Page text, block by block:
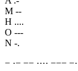
M --
H ....
O ---
N -.
− ·− −− ···· −−− −·